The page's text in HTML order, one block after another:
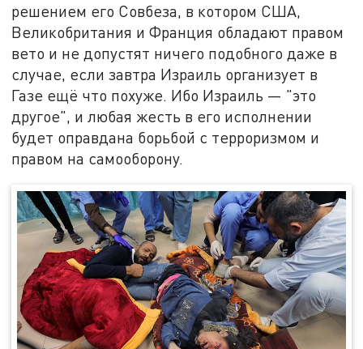
решением его Совбеза, в котором США,
Великобритания и Франция обладают правом
вето и не допустят ничего подобного даже в
случае, если завтра Израиль организует в
Газе ещё что похуже. Ибо Израиль — "это
другое", и любая жесть в его исполнении
будет оправдана борьбой с терроризмом и
правом на самооборону.